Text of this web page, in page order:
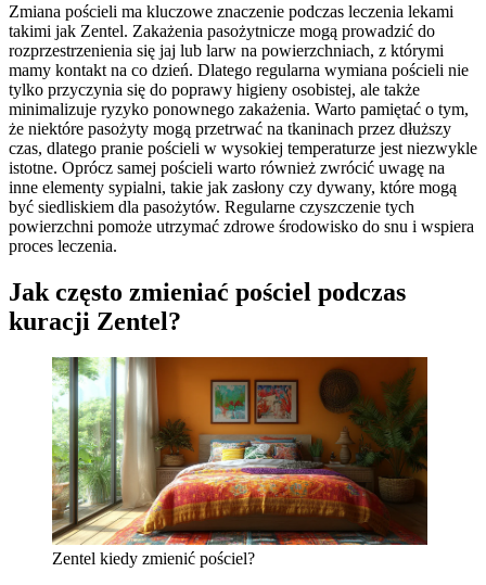
Zmiana pościeli ma kluczowe znaczenie podczas leczenia lekami
takimi jak Zentel. Zakażenia pasożytnicze mogą prowadzić do
rozprzestrzenienia się jaj lub larw na powierzchniach, z którymi
mamy kontakt na co dzień. Dlatego regularna wymiana pościeli nie
tylko przyczynia się do poprawy higieny osobistej, ale także
minimalizuje ryzyko ponownego zakażenia. Warto pamiętać o tym,
że niektóre pasożyty mogą przetrwać na tkaninach przez dłuższy
czas, dlatego pranie pościeli w wysokiej temperaturze jest niezwykle
istotne. Oprócz samej pościeli warto również zwrócić uwagę na
inne elementy sypialni, takie jak zasłony czy dywany, które mogą
być siedliskiem dla pasożytów. Regularne czyszczenie tych
powierzchni pomoże utrzymać zdrowe środowisko do snu i wspiera
proces leczenia.
Jak często zmieniać pościel podczas
kuracji Zentel?
Zentel kiedy zmienić pościel?